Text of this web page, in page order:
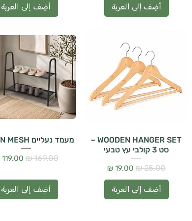
أضِف إلى العربة أضِف إلى العربة
WOODEN HANGER SET –
סט 3 קולבי עץ טבעי
سعر عادي سعر البيع
أضِف إلى العربة
מעמד נעליים URBAN MESH
سعر عادي‏169.00 ₪ سعر
أضِف إلى العربة